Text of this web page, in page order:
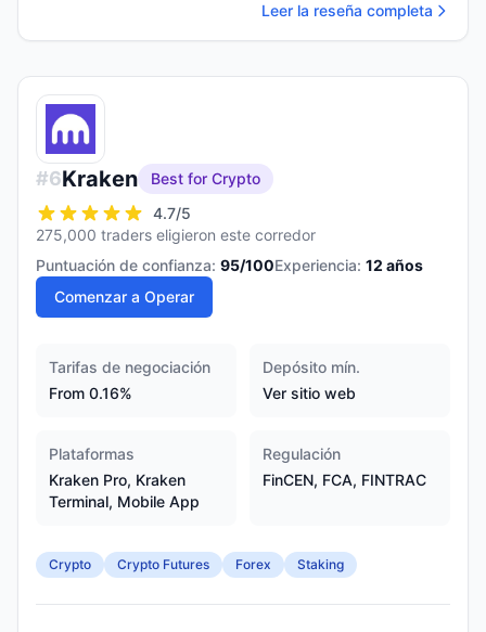
Leer la reseña completa
#6Kraken
Best for Crypto
4.7/5
275,000 traders eligieron este corredor
Puntuación de confianza: 95/100Experiencia: 12 años
Comenzar a Operar
Tarifas de negociación
From 0.16%
Depósito mín.
Ver sitio web
Plataformas
Kraken Pro, Kraken
Terminal, Mobile App
Regulación
FinCEN, FCA, FINTRAC
Crypto Crypto Futures Forex Staking